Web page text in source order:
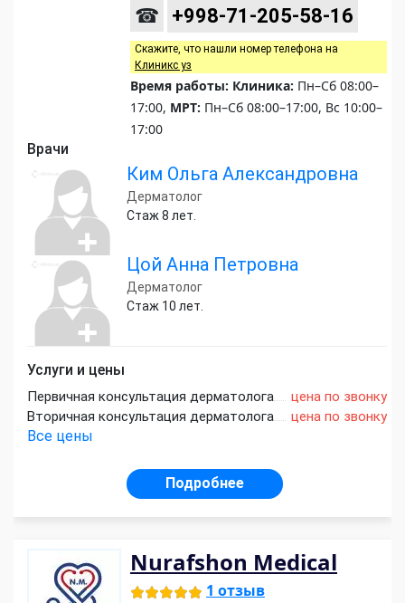
☎ +998-71-205-58-16
Скажите, что нашли номер телефона на
Клиникс уз
Время работы: Клиника: Пн–Сб 08:00–
17:00, МРТ: Пн–Сб 08:00–17:00, Вс 10:00–
17:00
Врачи
Ким Ольга Александровна
Дерматолог
Стаж 8 лет.
Цой Анна Петровна
Дерматолог
Стаж 10 лет.
Услуги и цены
Первичная консультация дерматолога
цена по звонку
Вторичная консультация дерматолога
цена по звонку
Все цены
Подробнее
Nurafshon Medical
1 отзыв